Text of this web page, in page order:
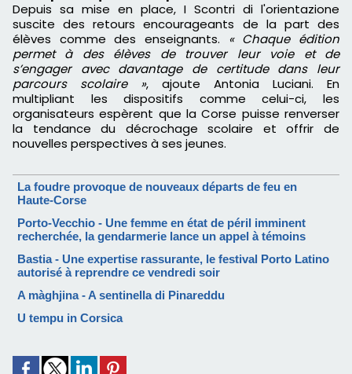
Depuis sa mise en place, I Scontri di l'orientazione
suscite des retours encourageants de la part des
élèves comme des enseignants.
« Chaque édition
permet à des élèves de trouver leur voie et de
s’engager avec davantage de certitude dans leur
parcours scolaire », ajoute Antonia Luciani. En
multipliant les dispositifs comme celui-ci, les
organisateurs espèrent que la Corse puisse renverser
la tendance du décrochage scolaire et offrir de
nouvelles perspectives à ses jeunes.
La foudre provoque de nouveaux départs de feu en
Haute-Corse
Porto-Vecchio - Une femme en état de péril imminent
recherchée, la gendarmerie lance un appel à témoins
Bastia - Une expertise rassurante, le festival Porto Latino
autorisé à reprendre ce vendredi soir
A màghjina - A sentinella di Pinareddu
U tempu in Corsica